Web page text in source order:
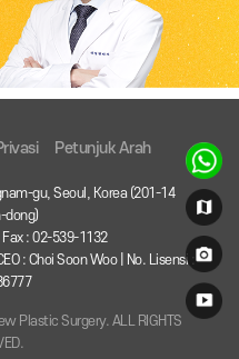
Petunjuk Arah
gu, Seoul, Korea (201-14
dong)
Fax : 02-539-1132
: Choi Soon Woo | No. Lisensi :
Plastic Surgery. ALL RIGHTS